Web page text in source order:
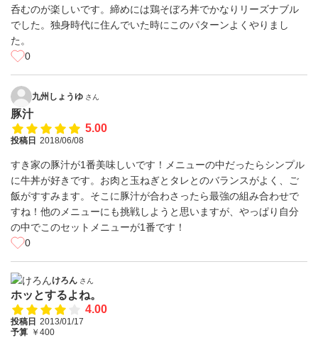
呑むのが楽しいです。締めには鶏そぼろ丼でかなりリーズナブル
でした。独身時代に住んでいた時にこのパターンよくやりまし
た。
0
九州しょうゆ さん
豚汁
5.00
投稿日 2018/06/08
すき家の豚汁が1番美味しいです！メニューの中だったらシンプル
に牛丼が好きです。お肉と玉ねぎとタレとのバランスがよく、ご
飯がすすみます。そこに豚汁が合わさったら最強の組み合わせで
すね！他のメニューにも挑戦しようと思いますが、やっぱり自分
の中でこのセットメニューが1番です！
0
けろん さん
ホッとするよね。
4.00
投稿日 2013/01/17
予算 ￥400